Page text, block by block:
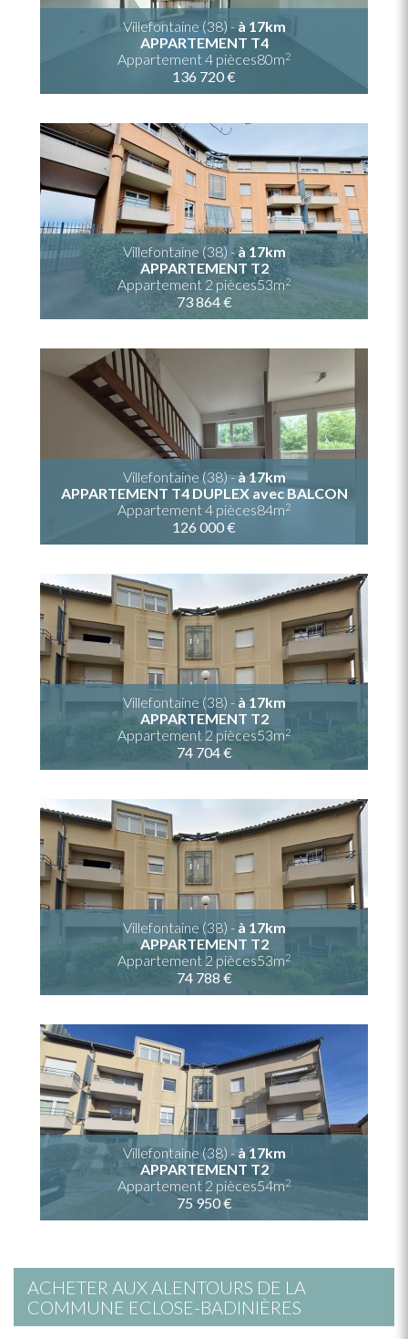
Villefontaine (38) - à 17km
APPARTEMENT T4
Appartement 4 pièces80m2
136 720 €
Villefontaine (38) -à 17km
APPARTEMENT T2
Appartement 2 pièces53m2
73 864 €
Villefontaine (38) -à 17km
APPARTEMENT T4 DUPLEX avec BALCON
Appartement 4 pièces84m2
126 000 €
Villefontaine (38) - à 17km
APPARTEMENT T2
Appartement 2 pièces53m2
74 704 €
Villefontaine (38) - à 17km
APPARTEMENT T2
Appartement 2 pièces53m2
74 788 €
Villefontaine (38) -à 17km
APPARTEMENT T2
Appartement 2 pièces54m2
75 950 €
ACHETER AUX ALENTOURS DE LA
COMMUNE ECLOSE-BADINIÈRES